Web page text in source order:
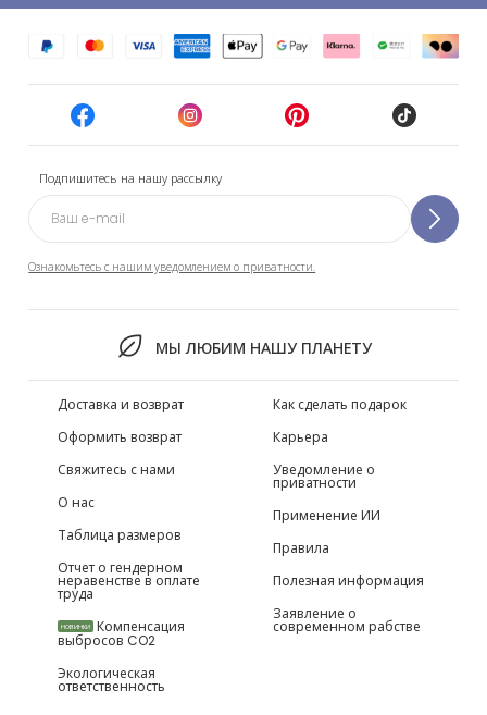
Подпишитесь на нашу рассылку
Ознакомьтесь с нашим уведомлением о приватности.
МЫ ЛЮБИМ НАШУ ПЛАНЕТУ
Доставка и возврат
Оформить возврат
Свяжитесь с нами
О нас
Таблица размеров
Отчет о гендерном
неравенстве в оплате
труда
НОВИНКИ Компенсация
выбросов CO2
Экологическая
ответственность
Как сделать подарок
Карьера
Уведомление о
приватности
Применение ИИ
Правила
Полезная информация
Заявление о
современном рабстве